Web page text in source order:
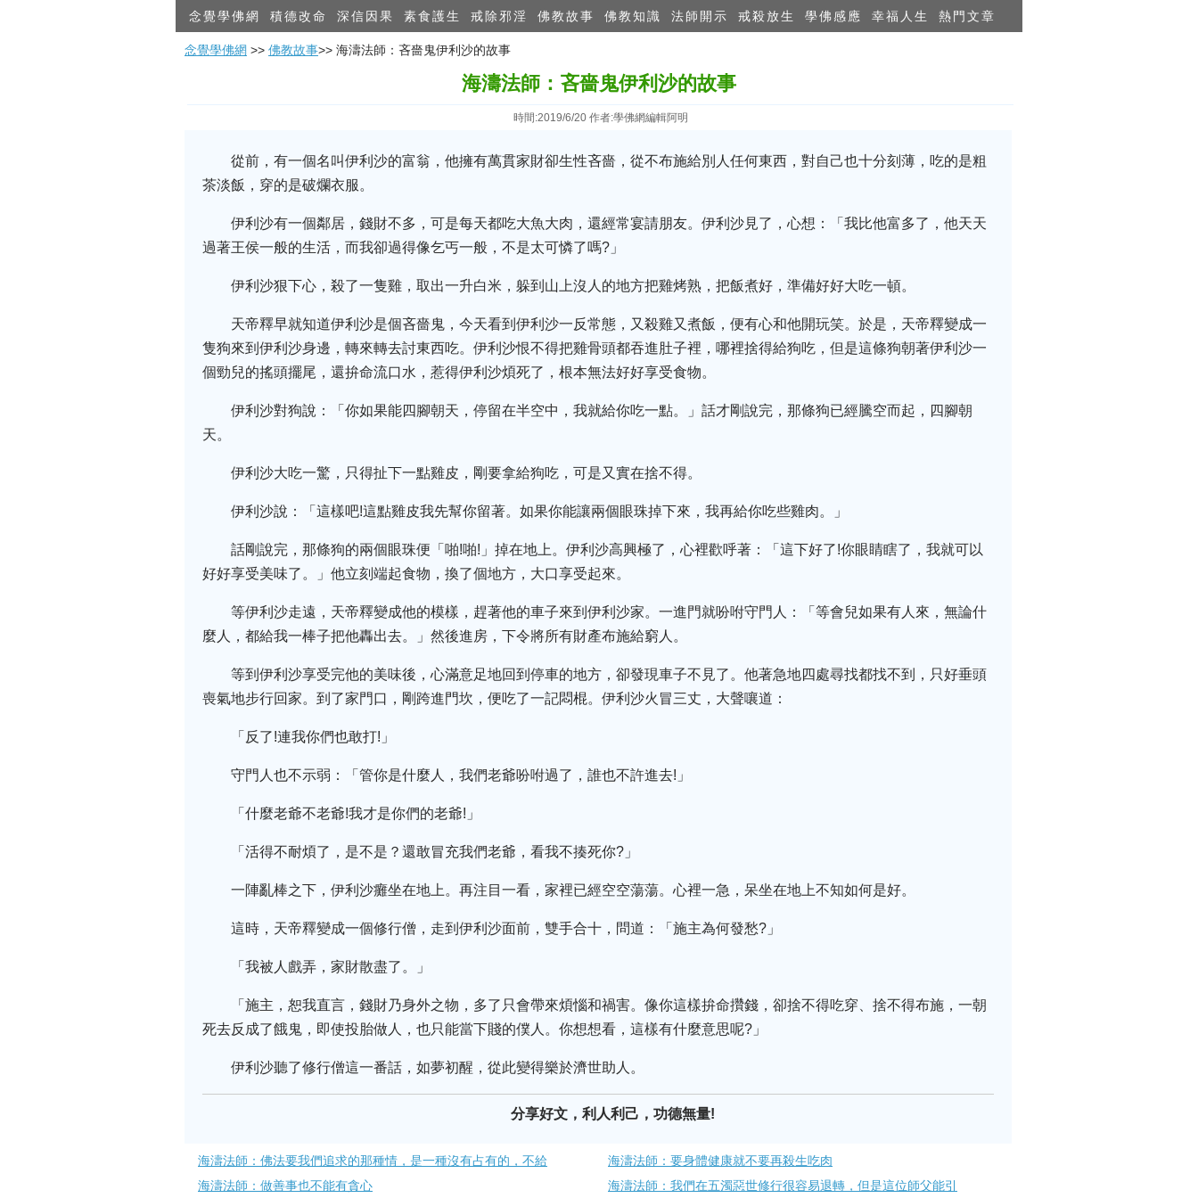
念覺學佛網 積德改命 深信因果 素食護生 戒除邪淫 佛教故事 佛教知識 法師開示 戒殺放生 學佛感應 幸福人生 熱門文章
念覺學佛網 >> 佛教故事>> 海濤法師：吝嗇鬼伊利沙的故事
海濤法師：吝嗇鬼伊利沙的故事
時間:2019/6/20 作者:學佛網編輯阿明
從前，有一個名叫伊利沙的富翁，他擁有萬貫家財卻生性吝嗇，從不布施給別人任何東西，對自己也十分刻薄，吃的是粗
茶淡飯，穿的是破爛衣服。
伊利沙有一個鄰居，錢財不多，可是每天都吃大魚大肉，還經常宴請朋友。伊利沙見了，心想：「我比他富多了，他天天
過著王侯一般的生活，而我卻過得像乞丐一般，不是太可憐了嗎?」
伊利沙狠下心，殺了一隻雞，取出一升白米，躲到山上沒人的地方把雞烤熟，把飯煮好，準備好好大吃一頓。
天帝釋早就知道伊利沙是個吝嗇鬼，今天看到伊利沙一反常態，又殺雞又煮飯，便有心和他開玩笑。於是，天帝釋變成一
隻狗來到伊利沙身邊，轉來轉去討東西吃。伊利沙恨不得把雞骨頭都吞進肚子裡，哪裡捨得給狗吃，但是這條狗朝著伊利沙一
個勁兒的搖頭擺尾，還拚命流口水，惹得伊利沙煩死了，根本無法好好享受食物。
伊利沙對狗說：「你如果能四腳朝天，停留在半空中，我就給你吃一點。」話才剛說完，那條狗已經騰空而起，四腳朝
天。
伊利沙大吃一驚，只得扯下一點雞皮，剛要拿給狗吃，可是又實在捨不得。
伊利沙說：「這樣吧!這點雞皮我先幫你留著。如果你能讓兩個眼珠掉下來，我再給你吃些雞肉。」
話剛說完，那條狗的兩個眼珠便「啪!啪!」掉在地上。伊利沙高興極了，心裡歡呼著：「這下好了!你眼睛瞎了，我就可以
好好享受美味了。」他立刻端起食物，換了個地方，大口享受起來。
等伊利沙走遠，天帝釋變成他的模樣，趕著他的車子來到伊利沙家。一進門就吩咐守門人：「等會兒如果有人來，無論什
麼人，都給我一棒子把他轟出去。」然後進房，下令將所有財產布施給窮人。
等到伊利沙享受完他的美味後，心滿意足地回到停車的地方，卻發現車子不見了。他著急地四處尋找都找不到，只好垂頭
喪氣地步行回家。到了家門口，剛跨進門坎，便吃了一記悶棍。伊利沙火冒三丈，大聲嚷道：
「反了!連我你們也敢打!」
守門人也不示弱：「管你是什麼人，我們老爺吩咐過了，誰也不許進去!」
「什麼老爺不老爺!我才是你們的老爺!」
「活得不耐煩了，是不是？還敢冒充我們老爺，看我不揍死你?」
一陣亂棒之下，伊利沙癱坐在地上。再注目一看，家裡已經空空蕩蕩。心裡一急，呆坐在地上不知如何是好。
這時，天帝釋變成一個修行僧，走到伊利沙面前，雙手合十，問道：「施主為何發愁?」
「我被人戲弄，家財散盡了。」
「施主，恕我直言，錢財乃身外之物，多了只會帶來煩惱和禍害。像你這樣拚命攢錢，卻捨不得吃穿、捨不得布施，一朝
死去反成了餓鬼，即使投胎做人，也只能當下賤的僕人。你想想看，這樣有什麼意思呢?」
伊利沙聽了修行僧這一番話，如夢初醒，從此變得樂於濟世助人。
分享好文，利人利己，功德無量!
海濤法師：佛法要我們追求的那種情，是一種沒有占有的，不給
海濤法師：要身體健康就不要再殺生吃肉
海濤法師：做善事也不能有貪心
海濤法師：我們在五濁惡世修行很容易退轉，但是這位師父能引